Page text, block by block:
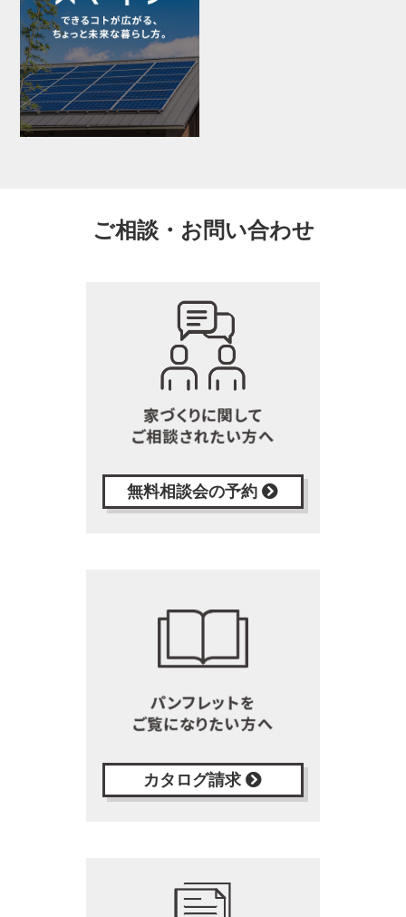
ご相談・お問い合わせ
無料相談会の予約
カタログ請求